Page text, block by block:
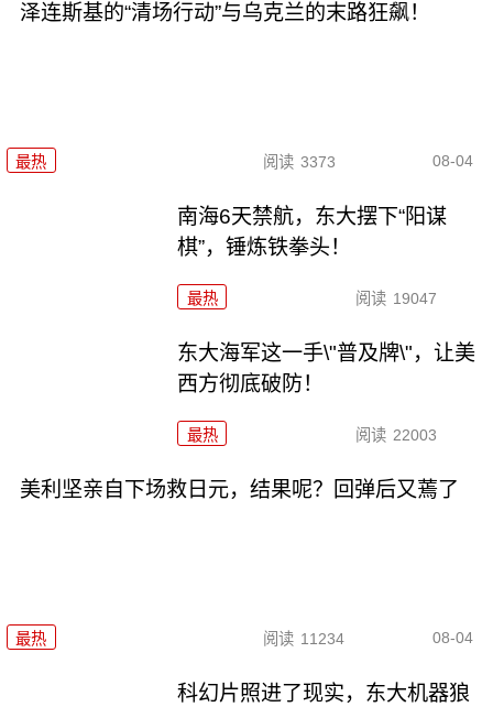
泽连斯基的“清场行动”与乌克兰的末路狂飙！
最热 阅读 3373 08-04
南海6天禁航，东大摆下“阳谋
棋”，锤炼铁拳头！
最热 阅读 19047
东大海军这一手\"普及牌\"，让美
西方彻底破防！
最热 阅读 22003
美利坚亲自下场救日元，结果呢？回弹后又蔫了
最热 阅读 11234 08-04
科幻片照进了现实，东大机器狼